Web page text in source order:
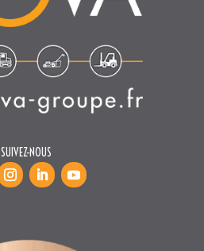
SUIVEZ-NOUS